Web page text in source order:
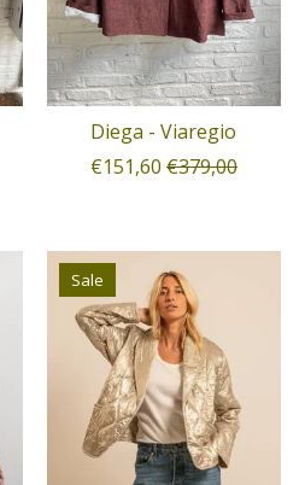
Diega - Viaregio
€151,60 €379,00
Sale